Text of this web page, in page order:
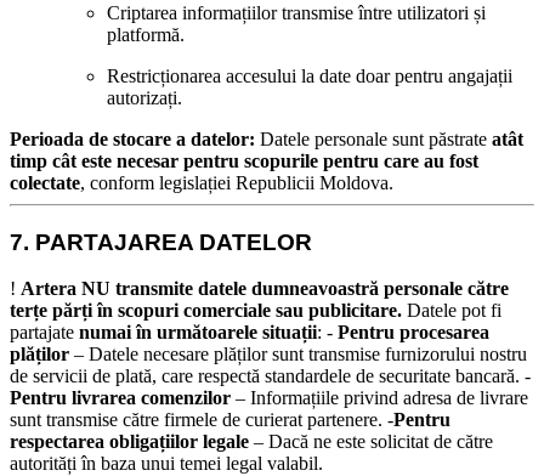
Criptarea informațiilor transmise între utilizatori și
platformă.
Restricționarea accesului la date doar pentru angajații
autorizați.
Perioada de stocare a datelor: Datele personale sunt păstrate atât
timp cât este necesar pentru scopurile pentru care au fost
colectate, conform legislației Republicii Moldova.
7. PARTAJAREA DATELOR
! Artera NU transmite datele dumneavoastră personale către
terțe părți în scopuri comerciale sau publicitare. Datele pot fi
partajate numai în următoarele situații: - Pentru procesarea
plăților – Datele necesare plăților sunt transmise furnizorului nostru
de servicii de plată, care respectă standardele de securitate bancară. -
Pentru livrarea comenzilor – Informațiile privind adresa de livrare
sunt transmise către firmele de curierat partenere. -Pentru
respectarea obligațiilor legale – Dacă ne este solicitat de către
autorități în baza unui temei legal valabil.